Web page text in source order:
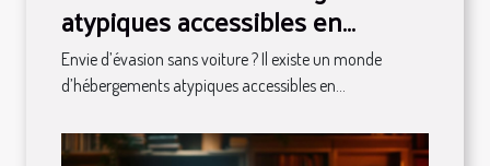
atypiques accessibles en
transport en commun
Envie d’évasion sans voiture ? Il existe un monde
d’hébergements atypiques accessibles en...